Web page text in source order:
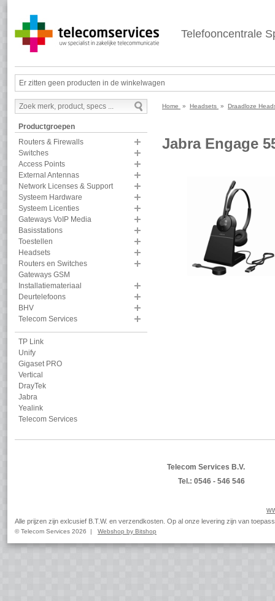
Telefooncentrale
Er zitten geen producten in de winkelwagen
Productgroepen
Routers & Firewalls
Switches
Access Points
External Antennas
Network Licenses & Support
Systeem Hardware
Systeem Licenties
Gateways VoIP Media
Basisstations
Toestellen
Headsets
Routers en Switches
Gateways GSM
Installatiemateriaal
Deurtelefoons
BHV
Telecom Services
TP Link
Unify
Gigaset PRO
Vertical
DrayTek
Jabra
Yealink
Telecom Services
Home » Headsets » Draadloze
Jabra Engage
Telecom Services B.V.
Tel.: 0546 - 546 546
Alle prijzen zijn exlcusief B.T.W. en verzendkosten. Op al onze levering zijn van
© Telecom Services 2026 | Webshop by Bitshop